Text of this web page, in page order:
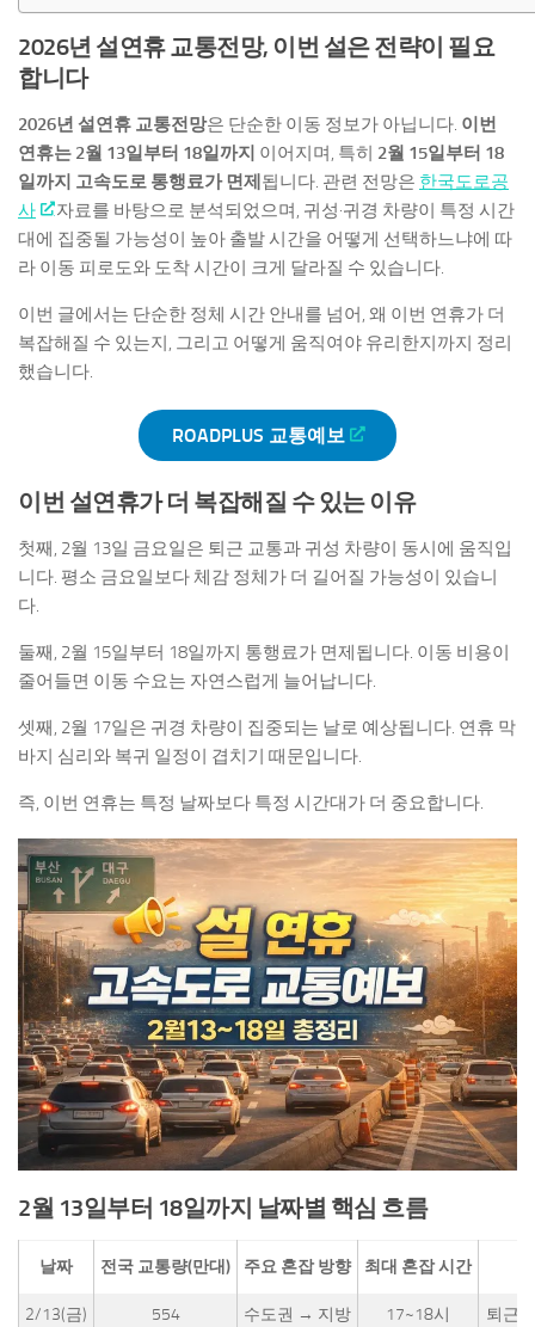
2026년 설연휴 교통전망, 이번 설은 전략이 필요
합니다
2026년 설연휴 교통전망은 단순한 이동 정보가 아닙니다. 이번
연휴는 2월 13일부터 18일까지 이어지며, 특히 2월 15일부터 18
일까지 고속도로 통행료가 면제 됩니다. 관련 전망은 한국도로공
사
자료를 바탕으로 분석되었으며, 귀성·귀경 차량이 특정 시간
대에 집중될 가능성이 높아 출발 시간을 어떻게 선택하느냐에 따
라 이동 피로도와 도착 시간이 크게 달라질 수 있습니다.
이번 글에서는 단순한 정체 시간 안내를 넘어, 왜 이번 연휴가 더
복잡해질 수 있는지, 그리고 어떻게 움직여야 유리한지까지 정리
했습니다.
ROADPLUS 교통예보
이번 설연휴가 더 복잡해질 수 있는 이유
첫째, 2월 13일 금요일은 퇴근 교통과 귀성 차량이 동시에 움직입
니다. 평소 금요일보다 체감 정체가 더 길어질 가능성이 있습니
다.
둘째, 2월 15일부터 18일까지 통행료가 면제됩니다. 이동 비용이
줄어들면 이동 수요는 자연스럽게 늘어납니다.
셋째, 2월 17일은 귀경 차량이 집중되는 날로 예상됩니다. 연휴 막
바지 심리와 복귀 일정이 겹치기 때문입니다.
즉, 이번 연휴는 특정 날짜보다 특정 시간대가 더 중요합니다.
2월 13일부터 18일까지 날짜별 핵심 흐름
날짜 전국 교통량(만대) 주요 혼잡 방향 최대 혼잡 시간
2/13(금) 554 수도권 → 지방 17~18시 퇴근